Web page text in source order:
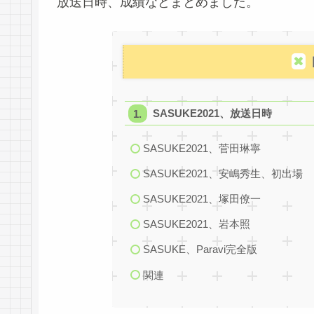
SASUKE2021、放送日時
SASUKE2021、菅田琳寧
SASUKE2021、安嶋秀生、初出場
SASUKE2021、塚田僚一
SASUKE2021、岩本照
SASUKE、Paravi完全版
関連